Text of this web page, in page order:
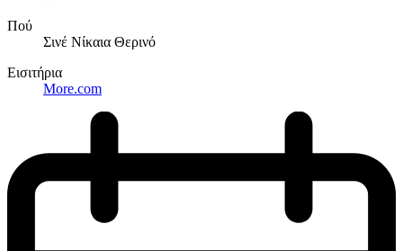
Πού
Σινέ Νίκαια Θερινό
Εισιτήρια
More.com